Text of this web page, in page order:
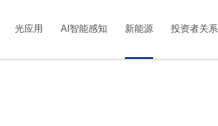
光应用 AI智能感知 新能源 投资者关系